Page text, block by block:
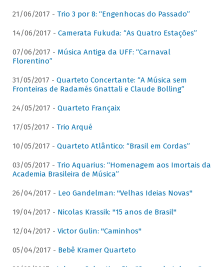
21/06/2017 - Trio 3 por 8: “Engenhocas do Passado”
14/06/2017 - Camerata Fukuda: “As Quatro Estações”
07/06/2017 - Música Antiga da UFF: “Carnaval
Florentino”
31/05/2017 - Quarteto Concertante: “A Música sem
Fronteiras de Radamés Gnattali e Claude Bolling”
24/05/2017 - Quarteto Françaix
17/05/2017 - Trio Arqué
10/05/2017 - Quarteto Atlântico: “Brasil em Cordas”
03/05/2017 - Trio Aquarius: “Homenagem aos Imortais da
Academia Brasileira de Música”
26/04/2017 - Leo Gandelman: "Velhas Ideias Novas"
19/04/2017 - Nicolas Krassik: "15 anos de Brasil"
12/04/2017 - Victor Gulin: "Caminhos"
05/04/2017 - Bebê Kramer Quarteto